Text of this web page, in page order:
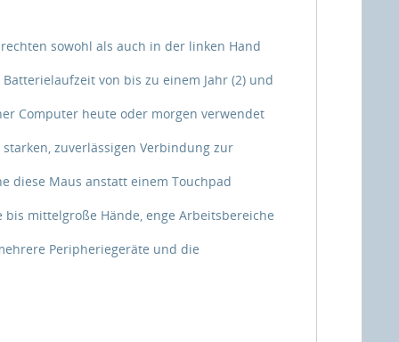
sowohl als auch in der linken Hand
von bis zu einem Jahr (2) und
Computer heute oder morgen verwendet
zuverlässigen Verbindung zur
diese Maus anstatt einem Touchpad
mittelgroße Hände, enge Arbeitsbereiche
Peripheriegeräte und die